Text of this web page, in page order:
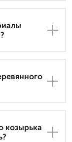
козырька